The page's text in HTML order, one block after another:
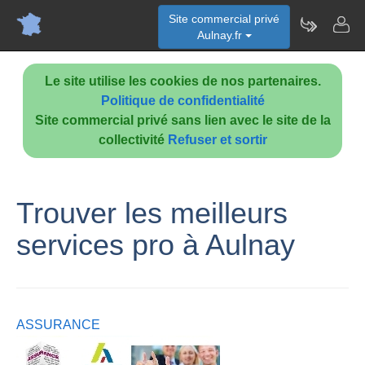
Le site utilise les cookies de nos partenaires.
Politique de confidentialité
Site commercial privé sans lien avec le site de la
collectivité Refuser et sortir
Site commercial privé
Aulnay.fr
Trouver les meilleurs
services pro à Aulnay
ASSURANCE